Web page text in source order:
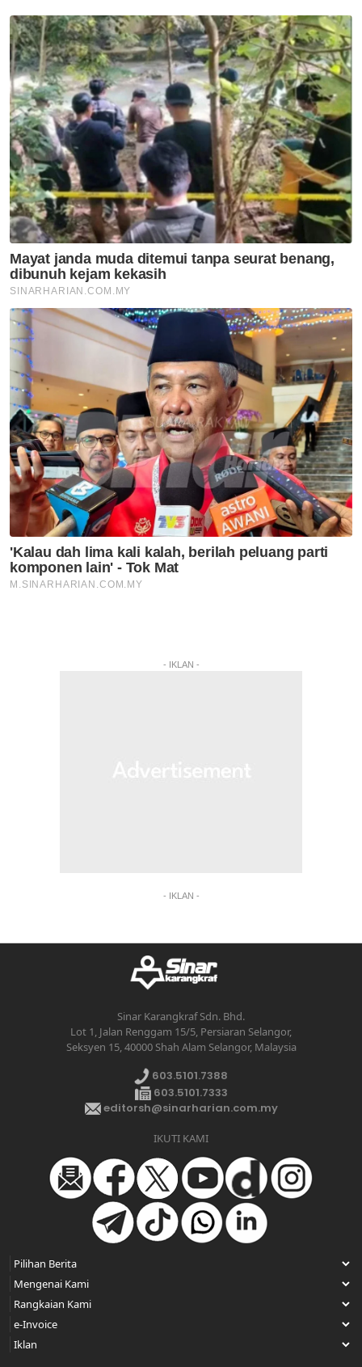
- IKLAN -
- IKLAN -
Sinar Karangkraf Sdn. Bhd.
Lot 1, Jalan Renggam 15/5, Persiaran Selangor,
Seksyen 15, 40000 Shah Alam Selangor, Malaysia
603.5101.7388
603.5101.7333
editorsh@sinarharian.com.my
IKUTI KAMI